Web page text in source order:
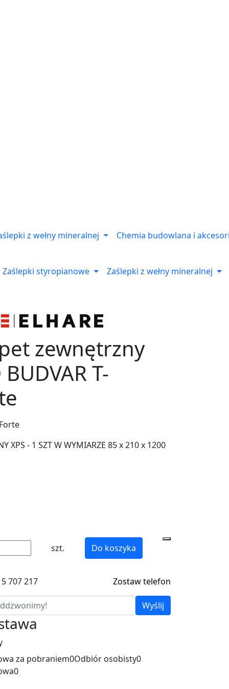
z wełny mineralnej Chemia budowlana i
Zaślepki styropianowe Zaślepki z wełny mineralnej
zewnętrzny
T-
XPS - 1 SZT W WYMIARZE 85 x 210 x 1200
szt. Do koszyka
707 217 Zostaw telefon
Wyślij
za pobraniem0Odbiór osobisty0
0